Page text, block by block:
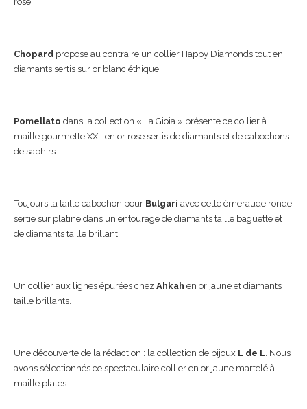
Chopard propose au contraire un collier Happy Diamonds tout en
diamants sertis sur or blanc éthique.
Pomellato dans la collection « La Gioia » présente ce collier à
maille gourmette XXL en or rose sertis de diamants et de cabochons
de saphirs.
Toujours la taille cabochon pour Bulgari avec cette émeraude ronde
sertie sur platine dans un entourage de diamants taille baguette et
de diamants taille brillant.
Un collier aux lignes épurées chez Ahkah en or jaune et diamants
taille brillants.
Une découverte de la rédaction : la collection de bijoux L de L . Nous
avons sélectionnés ce spectaculaire collier en or jaune martelé à
maille plates.